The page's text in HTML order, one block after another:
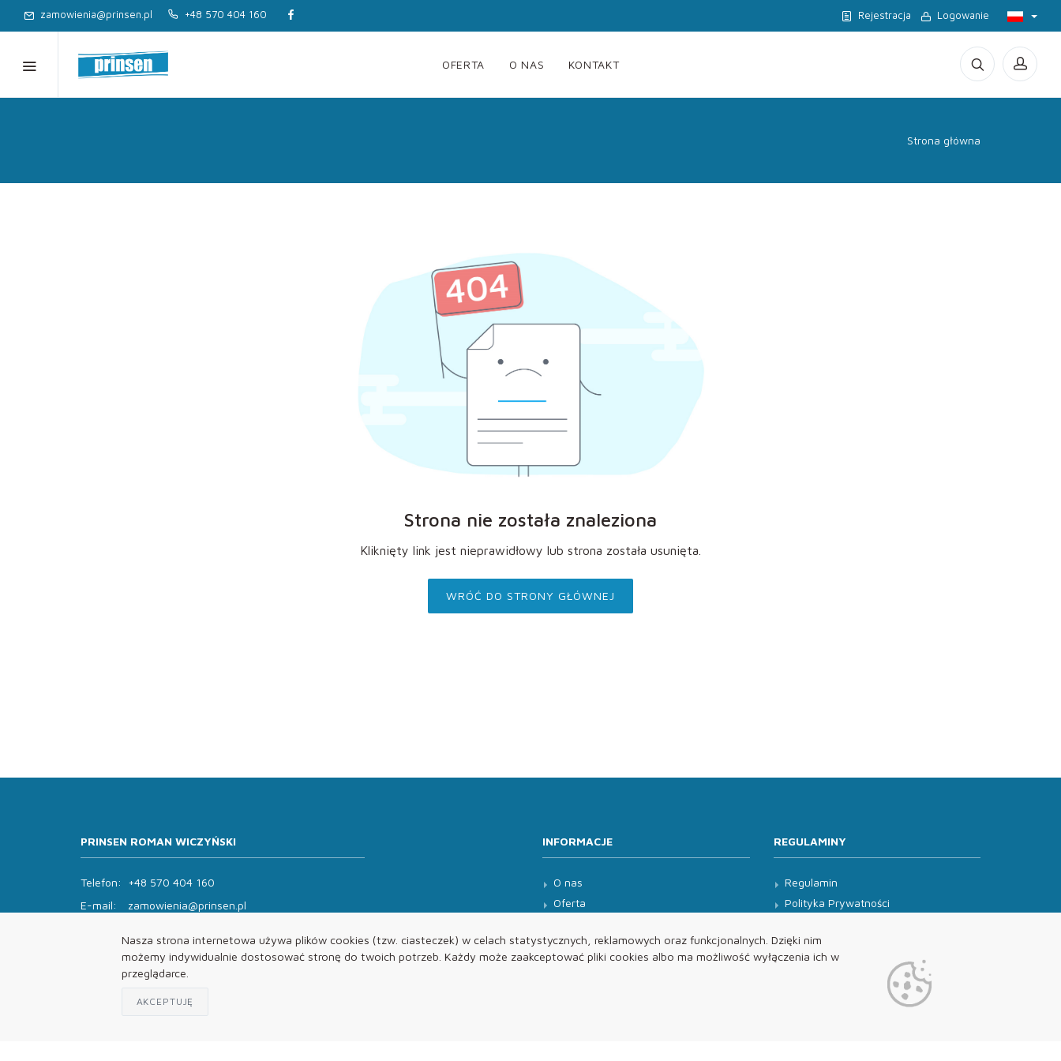
Nasza strona internetowa używa plików cookies (tzw. ciasteczek) w celach statystycznych, reklamowych oraz funkcjonalnych. Dzięki nim
możemy indywidualnie dostosować stronę do twoich potrzeb. Każdy może zaakceptować pliki cookies albo ma możliwość wyłączenia ich w
przeglądarce.
AKCEPTUJĘ
zamowienia@prinsen.pl +48 570 404 160 Rejestracja Logowanie
OFERTA O NAS KONTAKT
Strona główna
Strona nie została znaleziona
Kliknięty link jest nieprawidłowy lub strona została usunięta.
WRÓĆ DO STRONY GŁÓWNEJ
PRINSEN ROMAN WICZYŃSKI
Telefon:
+48 570 404 160
E-mail:
zamowienia@prinsen.pl
Pon - Pt: 8:00 - 14:00 Sob: zamknięte
INFORMACJE
O nas
Oferta
REGULAMINY
Regulamin
Polityka Prywatności